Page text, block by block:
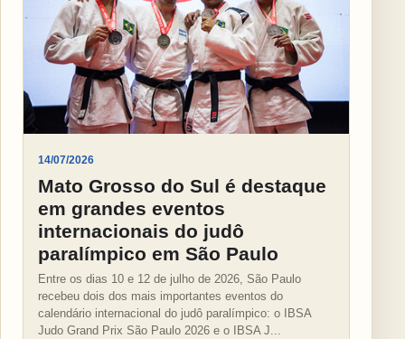
14/07/2026
Mato Grosso do Sul é destaque
em grandes eventos
internacionais do judô
paralímpico em São Paulo
Entre os dias 10 e 12 de julho de 2026, São Paulo
recebeu dois dos mais importantes eventos do
calendário internacional do judô paralímpico: o IBSA
Judo Grand Prix São Paulo 2026 e o IBSA J...